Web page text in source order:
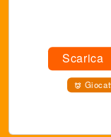
Scarica